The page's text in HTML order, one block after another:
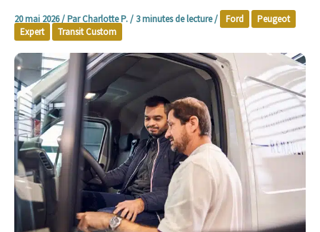
20 mai 2026/ ParCharlotte P./ 3 minutes de lecture/ Ford
Peugeot
Expert
Transit Custom